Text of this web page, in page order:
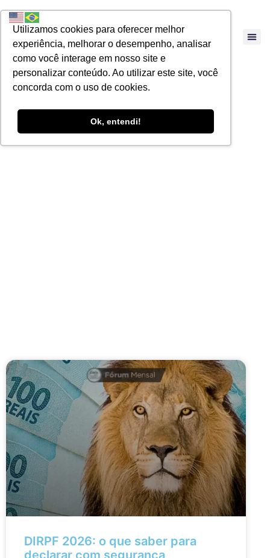
Utilizamos cookies para oferecer melhor
experiência, melhorar o desempenho, analisar
como você interage em nosso site e
personalizar conteúdo. Ao utilizar este site, você
concorda com o uso de cookies.
Ok, entendi!
DIRPF 2026: o que saber para
declarar com segurança